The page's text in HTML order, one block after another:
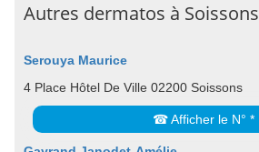
Autres dermatos à Soissons
Serouya Maurice
4 Place Hôtel De Ville 02200 Soissons
☎ Afficher le N° *